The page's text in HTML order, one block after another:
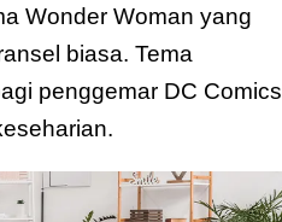
Wonder Woman yang
biasa. Tema
penggemar DC Comics